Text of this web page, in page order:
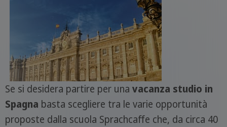
Se si desidera partire per una vacanza studio in
Spagna basta scegliere tra le varie opportunità
proposte dalla scuola Sprachcaffe che, da circa 40